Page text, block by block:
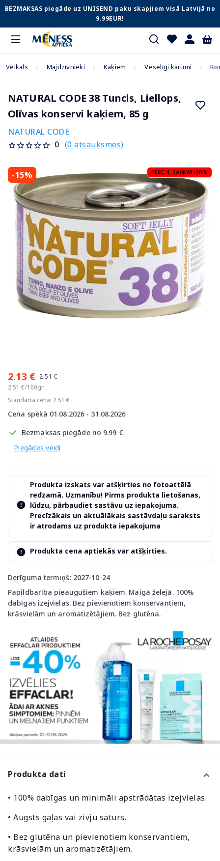
BEZMAKSAS piegāde uz UNISEND paku skapjiem visā Latvijā no
9.99EUR!
Veikals Mājdzīvnieki Kaķiem Veselīgi kārumi
NATURAL CODE 38 Tuncis, Liellops,
Olīvas konservi kaķiem, 85 g
NATURAL CODE
0 (0 atsauksmes)
-15% PĒRC 4, SAŅEM -20%
2.13 € 2.51 €
2.51 €/100gr
Standarta cena: 2.51 €
Cena spēkā 01.08.2026 - 31.08.2026
Bezmaksas piegāde no 9.99 €
Piegādes veidi
Derīguma termiņš: 2027-10-24
Papildbarība pieaugušiem kaķiem. Maigā želejā. 100%
dabīgas izejvielas. Bez pievienotiem konservantiem,
krāsvielām un aromatizētājiem. Bez glutēna.
Produkta izskats var atšķirties no fotoattēlā
redzamā. Uzmanību! Pirms produkta lietošanas,
lūdzu, pārbaudiet sastāvu uz iepakojuma.
Precīzākais un aktuālākais sastāvdaļu saraksts
ir atrodams uz produkta iepakojuma
Produkta cena aptiekās var atšķirties.
Produkta dati
• 100% dabīgas un minimāli apstrādātas izejvielas.
• Augsts gaļas vai zivju saturs.
• Bez glutēna un pievienotiem konservantiem,
krāsvielām un aromatizētājiem.